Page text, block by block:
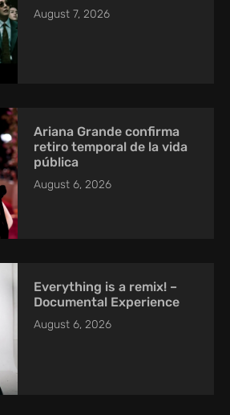
August 7, 2026
Ariana Grande confirma
retiro temporal de la vida
pública
August 6, 2026
Everything is a remix! –
Documental Experience
August 6, 2026